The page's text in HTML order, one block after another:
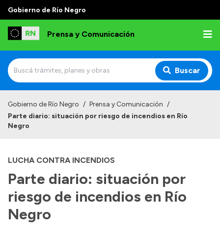
Gobierno de Río Negro
Prensa y Comunicación
Buscar
Institucional
Referentes de prensa
Archivo de noticias
Transparencia
Gobierno de Río Negro / Prensa y Comunicación /
Parte diario: situación por riesgo de incendios en Río
Negro
LUCHA CONTRA INCENDIOS
Parte diario: situación por
riesgo de incendios en Río
Negro